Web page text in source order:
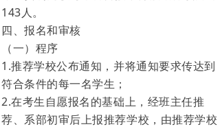
143人。
四、报名和审核
（一）程序
1.推荐学校公布通知，并将通知要求传达到
符合条件的每一名学生；
2.在考生自愿报名的基础上，经班主任推
荐、系部初审后上报推荐学校，由推荐学校